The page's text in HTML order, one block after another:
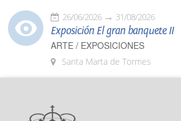
26/06/2026 31/08/2026
Exposición El gran banquete II
ARTE / EXPOSICIONES
Santa Marta de Tormes